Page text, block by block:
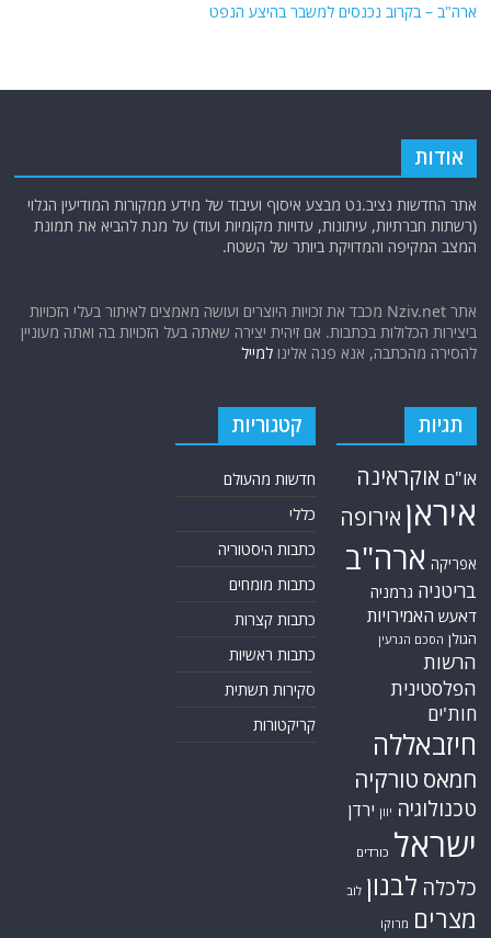
ארה"ב – בקרוב נכנסים למשבר בהיצע הנפט
אודות
אתר החדשות נציב.נט מבצע איסוף ועיבוד של מידע ממקורות המודיעין הגלוי
(רשתות חברתיות, עיתונות, עדויות מקומיות ועוד) על מנת להביא את תמונת
המצב המקיפה והמדויקת ביותר של השטח.
אתר Nziv.net מכבד את זכויות היוצרים ועושה מאמצים לאיתור בעלי הזכויות
ביצירות הכלולות בכתבות. אם זיהית יצירה שאתה בעל הזכויות בה ואתה מעוניין
להסירה מהכתבה, אנא פנה אלינולמייל
תגיות
או"ם אוקראינה
איראן אירופה
אפריקה ארה"ב
בריטניה גרמניה
דאעש האמירויות
הגולן הסכם הגרעין
הרשות
הפלסטינית
חות'ים
חיזבאללה
חמאס טורקיה
טכנולוגיה יוון ירדן
ישראל כורדים
כלכלה לבנון לוב
מצרים מרוקו
קטגוריות
חדשות מהעולם
כללי
כתבות היסטוריה
כתבות מומחים
כתבות קצרות
כתבות ראשיות
סקירות תשתית
קריקטורות